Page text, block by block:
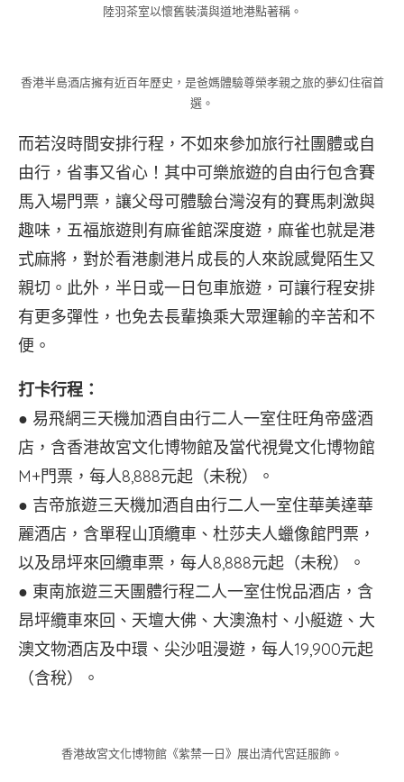
陸羽茶室以懷舊裝潢與道地港點著稱。
香港半島酒店擁有近百年歷史，是爸媽體驗尊榮孝親之旅的夢幻住宿首
選。
而若沒時間安排行程，不如來參加旅行社團體或自
由行，省事又省心！其中可樂旅遊的自由行包含賽
馬入場門票，讓父母可體驗台灣沒有的賽馬刺激與
趣味，五福旅遊則有麻雀館深度遊，麻雀也就是港
式麻將，對於看港劇港片成長的人來說感覺陌生又
親切。此外，半日或一日包車旅遊，可讓行程安排
有更多彈性，也免去長輩換乘大眾運輸的辛苦和不
便。
打卡行程：
● 易飛網三天機加酒自由行二人一室住旺角帝盛酒
店，含香港故宮文化博物館及當代視覺文化博物館
M+門票，每人8,888元起（未稅）。
● 吉帝旅遊三天機加酒自由行二人一室住華美達華
麗酒店，含單程山頂纜車、杜莎夫人蠟像館門票，
以及昂坪來回纜車票，每人8,888元起（未稅）。
● 東南旅遊三天團體行程二人一室住悅品酒店，含
昂坪纜車來回、天壇大佛、大澳漁村、小艇遊、大
澳文物酒店及中環、尖沙咀漫遊，每人19,900元起
（含稅）。
香港故宮文化博物館《紫禁一日》展出清代宮廷服飾。